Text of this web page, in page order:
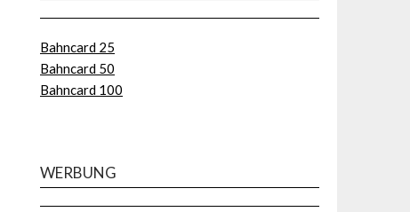
Bahncard 25
Bahncard 50
Bahncard 100
WERBUNG